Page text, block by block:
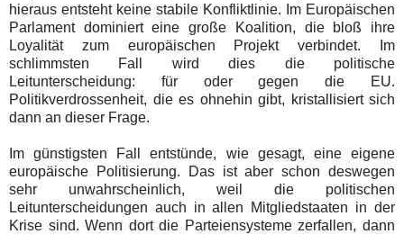
hieraus entsteht keine stabile Konfliktlinie. Im Europäischen
Parlament dominiert eine große Koalition, die bloß ihre
Loyalität zum europäischen Projekt verbindet. Im
schlimmsten Fall wird dies die politische
Leitunterscheidung: für oder gegen die EU.
Politikverdrossenheit, die es ohnehin gibt, kristallisiert sich
dann an dieser Frage.
Im günstigsten Fall entstünde, wie gesagt, eine eigene
europäische Politisierung. Das ist aber schon deswegen
sehr unwahrscheinlich, weil die politischen
Leitunterscheidungen auch in allen Mitgliedstaaten in der
Krise sind. Wenn dort die Parteiensysteme zerfallen, dann